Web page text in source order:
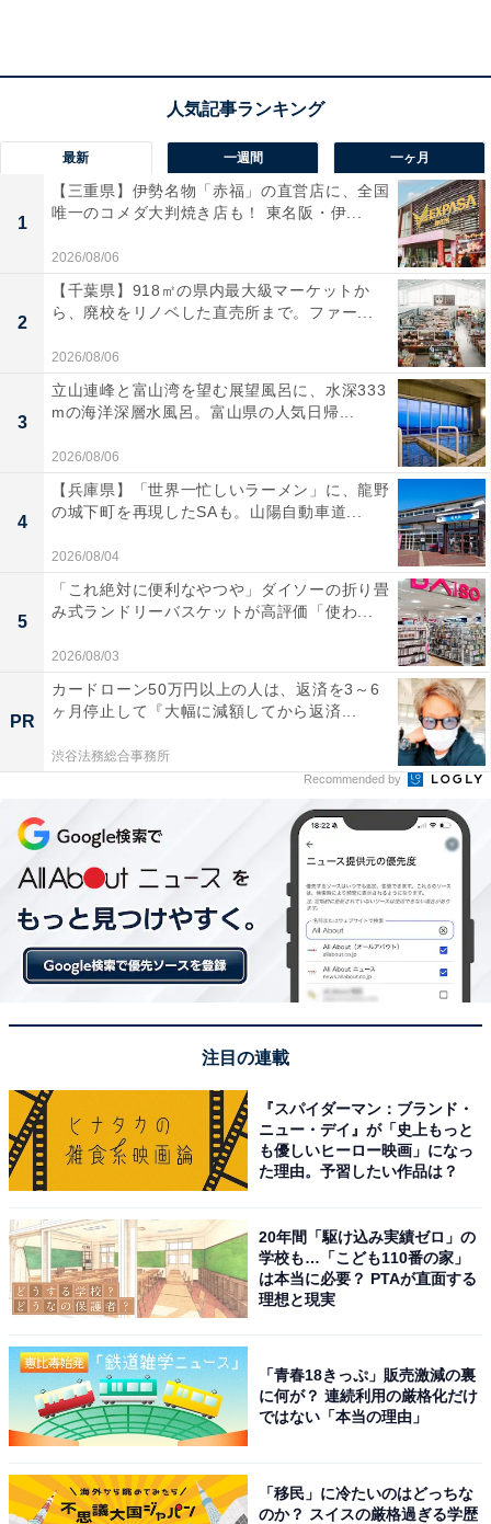
キキとララのファンシーポーチ（画像出典：Amazon）
2025年に50周年を迎えたリトルツインスターズのファン
シーポーチが、本誌限定デザインで登場！雲の上にいる
キキとララや、妖精さんたちが星を飾りつけている姿が
描かれた、まさに“ファンシー”という言葉がぴったりの
可愛らしいデザインです。表面だけでなく裏地にも妖精
さんたちがプリントされており、開くたびに心ときめく
仕掛けが施されています。リトルツインスターズファン
にはたまらない、世界観たっぷりの仕上がりです。
マチたっぷりで収納力抜群！スマホ用シール付き
最新 一週間 一ヶ月
1
【三重県】伊勢名物「赤福」の直営店に、全国
唯一のコメダ大判焼き店も！ 東名阪・伊...
2026/08/06
2
【千葉県】918㎡の県内最大級マーケットか
ら、廃校をリノベした直売所まで。ファー...
2026/08/06
3
立山連峰と富山湾を望む展望風呂に、水深333
mの海洋深層水風呂。富山県の人気日帰...
2026/08/06
4
【兵庫県】「世界一忙しいラーメン」に、龍野
の城下町を再現したSAも。山陽自動車道...
2026/08/04
5
「これ絶対に便利なやつや」ダイソーの折り畳
み式ランドリーバスケットが高評価「使わ...
2026/08/03
PR
カードローン50万円以上の人は、返済を3～6
ヶ月停止して『大幅に減額してから返済...
渋谷法務総合事務所
Recommended by
注目の連載
『スパイダーマン：ブランド・
ニュー・デイ』が「史上もっと
も優しいヒーロー映画」になっ
た理由。予習したい作品は？
20年間「駆け込み実績ゼロ」の
学校も…「こども110番の家」
は本当に必要？ PTAが直面する
理想と現実
「青春18きっぷ」販売激減の裏
に何が？ 連続利用の厳格化だけ
ではない「本当の理由」
「移民」に冷たいのはどっちな
のか？ スイスの厳格過ぎる学歴